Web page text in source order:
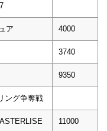
ア 4000
3740
9350
ング争奪戦
11000